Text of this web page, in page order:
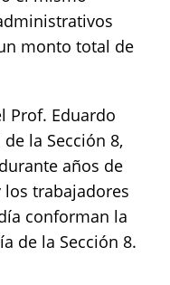
monto total de
Prof. Eduardo
la Sección 8,
años de
trabajadores
conforman la
de la Sección 8.